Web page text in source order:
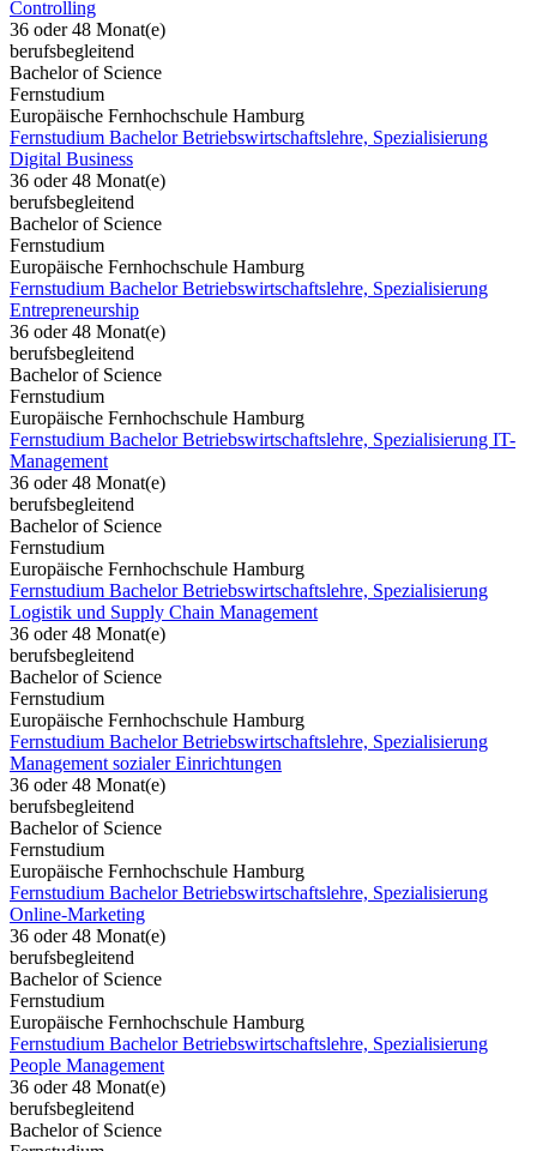
Controlling
36 oder 48 Monat(e)
berufsbegleitend
Bachelor of Science
Fernstudium
Europäische Fernhochschule Hamburg
Fernstudium Bachelor Betriebswirtschaftslehre, Spezialisierung
Digital Business
36 oder 48 Monat(e)
berufsbegleitend
Bachelor of Science
Fernstudium
Europäische Fernhochschule Hamburg
Fernstudium Bachelor Betriebswirtschaftslehre, Spezialisierung
Entrepreneurship
36 oder 48 Monat(e)
berufsbegleitend
Bachelor of Science
Fernstudium
Europäische Fernhochschule Hamburg
Fernstudium Bachelor Betriebswirtschaftslehre, Spezialisierung IT-
Management
36 oder 48 Monat(e)
berufsbegleitend
Bachelor of Science
Fernstudium
Europäische Fernhochschule Hamburg
Fernstudium Bachelor Betriebswirtschaftslehre, Spezialisierung
Logistik und Supply Chain Management
36 oder 48 Monat(e)
berufsbegleitend
Bachelor of Science
Fernstudium
Europäische Fernhochschule Hamburg
Fernstudium Bachelor Betriebswirtschaftslehre, Spezialisierung
Management sozialer Einrichtungen
36 oder 48 Monat(e)
berufsbegleitend
Bachelor of Science
Fernstudium
Europäische Fernhochschule Hamburg
Fernstudium Bachelor Betriebswirtschaftslehre, Spezialisierung
Online-Marketing
36 oder 48 Monat(e)
berufsbegleitend
Bachelor of Science
Fernstudium
Europäische Fernhochschule Hamburg
Fernstudium Bachelor Betriebswirtschaftslehre, Spezialisierung
People Management
36 oder 48 Monat(e)
berufsbegleitend
Bachelor of Science